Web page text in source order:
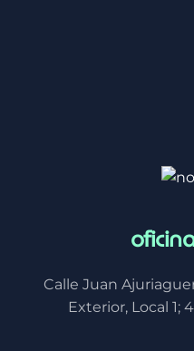
Calle Juan
Exterior, Local 1;